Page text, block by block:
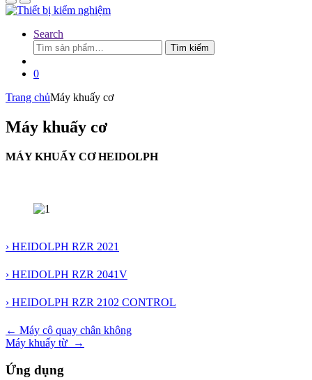
Search
Tìm
kiếm:
Tìm kiếm
0
Trang chủMáy khuấy cơ
Máy khuấy cơ
MÁY KHUẤY CƠ HEIDOLPH
› HEIDOLPH RZR 2021
› HEIDOLPH RZR 2041V
› HEIDOLPH RZR 2102 CONTROL
Điều
hướng
bài
← Máy cô quay chân không
Máy khuấy từ
→
Ứng dụng